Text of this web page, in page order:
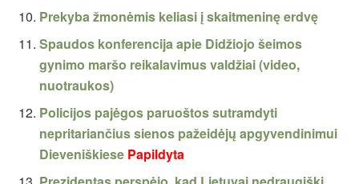
Prekyba žmonėmis keliasi į skaitmeninę erdvę
Spaudos konferencija apie Didžiojo šeimos
gynimo maršo reikalavimus valdžiai (video,
nuotraukos)
Policijos pajėgos paruoštos sutramdyti
nepritariančius sienos pažeidėjų apgyvendinimui
Dieveniškiese Papildyta